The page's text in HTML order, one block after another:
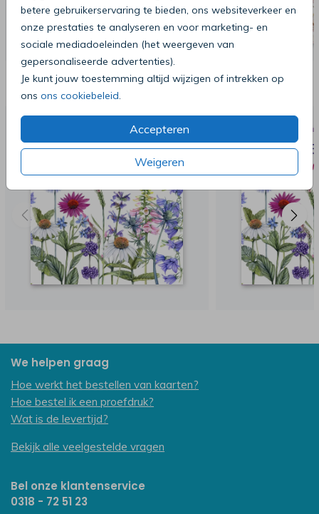
betere gebruikerservaring te bieden, ons websiteverkeer en
onze prestaties te analyseren en voor marketing- en
sociale mediadoeleinden (het weergeven van
gepersonaliseerde advertenties).
Je kunt jouw toestemming altijd wijzigen of intrekken op
ons ons cookiebeleid
Accepteren
Weigeren
Deze producten zijn wellicht ook iets
voor je
We helpen graag
Hoe werkt het bestellen van kaarten?
Hoe bestel ik een proefdruk?
Wat is de levertijd?
Bekijk alle veelgestelde vragen
Bel onze klantenservice
0318 - 72 51 23